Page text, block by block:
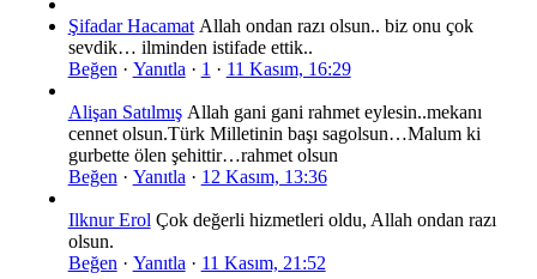
Şifadar HacamatAllah ondan razı olsun.. biz onu çok
sevdik… ilminden istifade ettik..
Beğen · Yanıtla · 1 · 11 Kasım, 16:29
Alişan SatılmışAllah gani gani rahmet eylesin..mekanı
cennet olsun.Türk Milletinin başı sagolsun…Malum ki
gurbette ölen şehittir…rahmet olsun
Beğen · Yanıtla · 12 Kasım, 13:36
Ilknur Erol Çok değerli hizmetleri oldu, Allah ondan razı
olsun.
Beğen · Yanıtla · 11 Kasım, 21:52